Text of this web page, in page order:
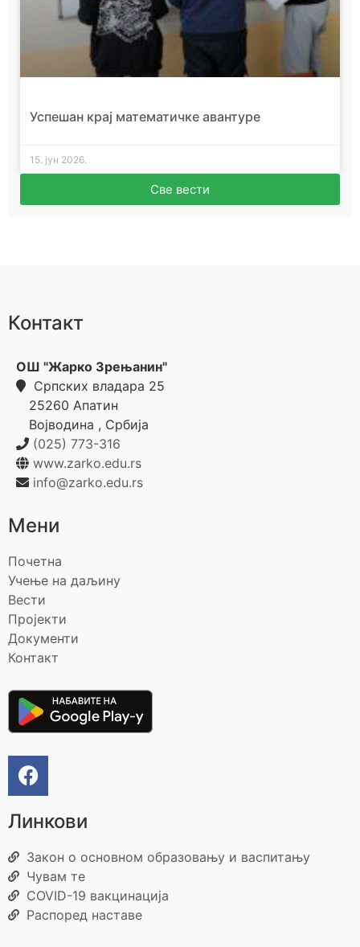
Успешан крај математичке авантуре
15. јун 2026.
Све вести
Контакт
ОШ "Жарко Зрењанин"
Српских владара 25
25260 Апатин
Војводина , Србија
(025) 773-316
www.zarko.edu.rs
info@zarko.edu.rs
Мени
Почетна
Учење на даљину
Вести
Пројекти
Документи
Контакт
Линкови
Закон о основном образовању и васпитању
Чувам те
COVID-19 вакцинација
Распоред наставе